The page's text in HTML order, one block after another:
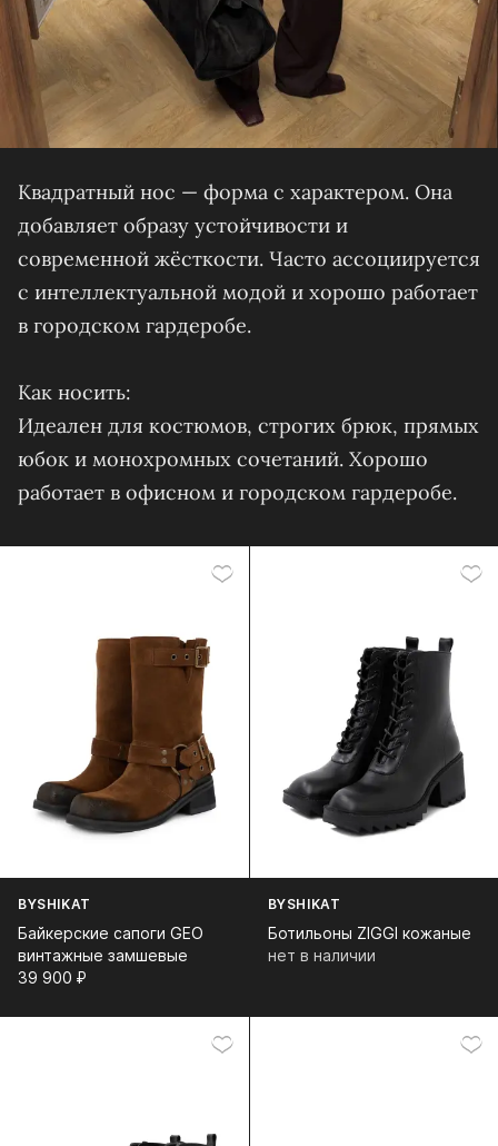
Квадратный нос — форма с характером. Она
добавляет образу устойчивости и
современной жёсткости. Часто ассоциируется
с интеллектуальной модой и хорошо работает
в городском гардеробе.
Как носить:
Идеален для костюмов, строгих брюк, прямых
юбок и монохромных сочетаний. Хорошо
работает в офисном и городском гардеробе.
BYSHIKAT
Байкерские сапоги GEO
винтажные замшевые
39 900⁠ ⁠₽
BYSHIKAT
Ботильоны ZIGGI кожаные
нет в наличии